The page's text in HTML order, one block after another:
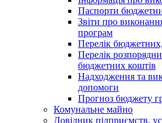
Паспорти
Звіти про
програм
Перелік
Перелік
бюджетних коштів
Надходження та
допомоги
Прогноз бюджету
Комунальне майно
Довідник підприємств,